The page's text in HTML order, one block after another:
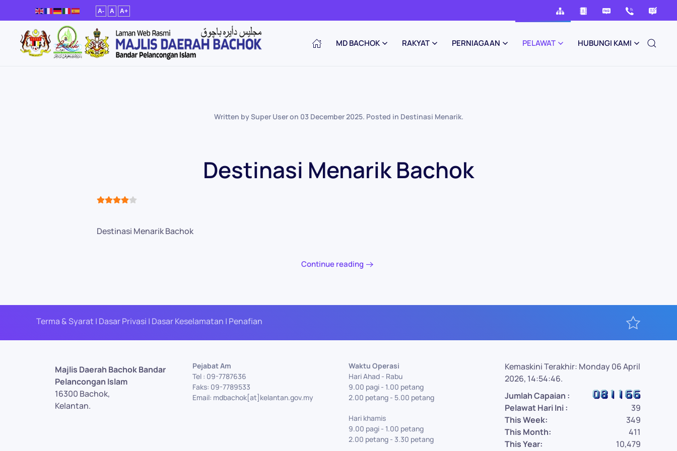
Skip to main content
A- A A+
MD BACHOK RAKYAT PERNIAGAAN PELAWAT HUBUNGI KAMI
Written by Super User on 03 December 2025. Posted in Destinasi Menarik.
Destinasi Menarik Bachok
User Rating:
Destinasi Menarik Bachok
Continue reading
Terma & Syarat | Dasar Privasi | Dasar Keselamatan | Penafian
Majlis Daerah Bachok Bandar
Pelancongan Islam
16300 Bachok,
Kelantan.
Pejabat Am
Tel : 09-7787636
Faks: 09-7789533
Email: mdbachok[at]kelantan.gov.my
Waktu Operasi
Hari Ahad - Rabu
9.00 pagi - 1.00 petang
2.00 petang - 5.00 petang
Hari khamis
9.00 pagi - 1.00 petang
2.00 petang - 3.30 petang
Kemaskini Terakhir: Monday 06 April
2026, 14:54:46.
Jumlah Capaian :
Pelawat Hari Ini :
39
This Week:
349
This Month:
411
This Year:
10,479